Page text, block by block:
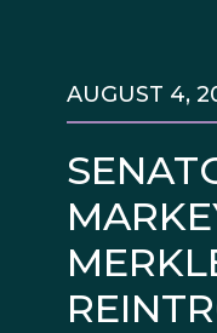
AUGUST 4,